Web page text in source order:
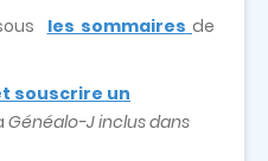
les sommaires de
souscrire un
Généalo-J inclus dans